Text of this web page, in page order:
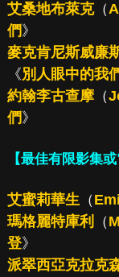
艾桑地布萊克（
們 》
麥克肯尼斯威廉
《別人眼中的我
約翰李古查摩（
們 》
【最佳有限影集
艾蜜莉華生（
瑪格麗特庫利
（
登》
派翠西亞克拉克